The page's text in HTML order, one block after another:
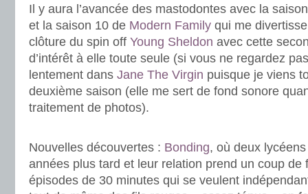
Il y aura l’avancée des mastodontes avec la
et la saison 10 de Modern Family qui me
clôture du spin off Young Sheldon avec cette
d’intérêt à elle toute seule (si vous ne regardez
lentement dans Jane The Virgin puisque je viens
deuxième saison (elle me sert de fond sonore
traitement de photos).
Nouvelles découvertes : Bonding, où deux
années plus tard et leur relation prend un coup de
épisodes de 30 minutes qui se veulent